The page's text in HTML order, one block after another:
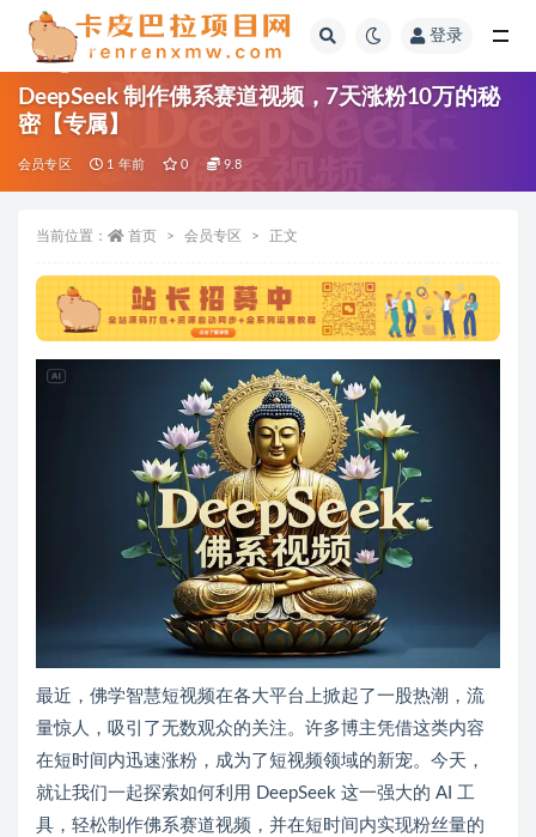
登录
DeepSeek 制作佛系赛道视频，7天涨粉10万的秘
密【专属】
会员专区 1 年前 0 9.8
当前位置： 首页 会员专区 正文
最近，佛学智慧短视频在各大平台上掀起了一股热潮，流
量惊人，吸引了无数观众的关注。许多博主凭借这类内容
在短时间内迅速涨粉，成为了短视频领域的新宠。今天，
就让我们一起探索如何利用 DeepSeek 这一强大的 AI 工
具，轻松制作佛系赛道视频，并在短时间内实现粉丝量的
全部